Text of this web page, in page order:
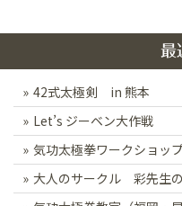
ー
シ
ョ
ン
最
42式太極剣 in 熊本
Let’s ジーベン大作戦
気功太極拳ワークショッ
大人のサークル 彩先生